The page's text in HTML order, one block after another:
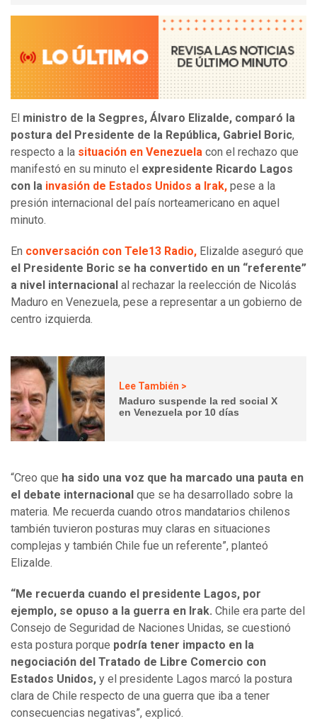
El ministro de la Segpres, Álvaro Elizalde, comparó la
postura del Presidente de la República, Gabriel Boric,
respecto a la situación en Venezuela con el rechazo que
manifestó en su minuto el expresidente Ricardo Lagos
con la invasión de Estados Unidos a Irak, pese a la
presión internacional del país norteamericano en aquel
minuto.
En conversación con Tele13 Radio, Elizalde aseguró que
el Presidente Boric se ha convertido en un “referente”
a nivel internacional al rechazar la reelección de Nicolás
Maduro en Venezuela, pese a representar a un gobierno de
centro izquierda.
Lee También >
Maduro suspende la red social X
en Venezuela por 10 días
“Creo que ha sido una voz que ha marcado una pauta en
el debate internacional que se ha desarrollado sobre la
materia. Me recuerda cuando otros mandatarios chilenos
también tuvieron posturas muy claras en situaciones
complejas y también Chile fue un referente”, planteó
Elizalde.
“Me recuerda cuando el presidente Lagos, por
ejemplo, se opuso a la guerra en Irak. Chile era parte del
Consejo de Seguridad de Naciones Unidas, se cuestionó
esta postura porque podría tener impacto en la
negociación del Tratado de Libre Comercio con
Estados Unidos, y el presidente Lagos marcó la postura
clara de Chile respecto de una guerra que iba a tener
consecuencias negativas”, explicó.